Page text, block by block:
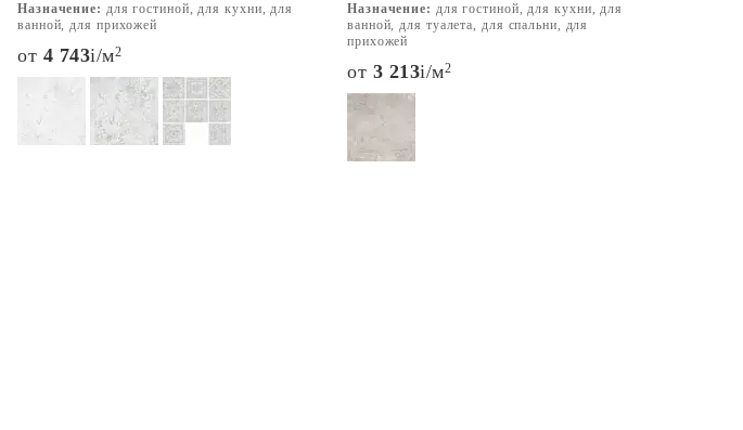
Назначение: для гостиной, для кухни, для
ванной, для прихожей
от 4 743i/м2
Назначение: для гостиной, для кухни, для
ванной, для туалета, для спальни, для
прихожей
от 3 213i/м2